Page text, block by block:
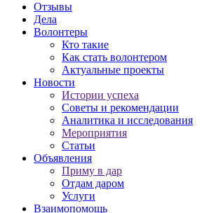
Отзывы
Дела
Волонтеры
Кто такие
Как стать волонтером
Актуальные проекты
Новости
Истории успеха
Советы и рекомендации
Аналитика и исследования
Мероприятия
Статьи
Объявления
Приму в дар
Отдам даром
Услуги
Взаимопомощь